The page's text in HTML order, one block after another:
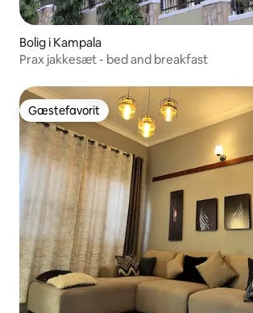
Bolig i Kampala
Prax jakkesæt - bed and breakfast
Gæstefavorit
Gæstefavorit